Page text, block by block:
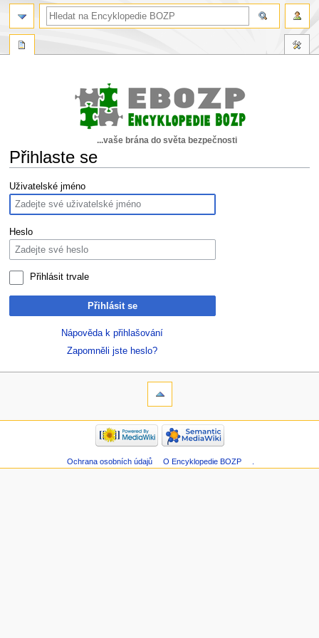
...vaše brána do světa bezpečnosti
Přihlaste se
Skočit
na
navigaci
Skočit
na
vyhledávání
Uživatelské jméno
Heslo
Přihlásit trvale
Přihlásit se
Nápověda k přihlašování
Zapomněli jste heslo?
Ochrana osobních údajů O Encyklopedie BOZP